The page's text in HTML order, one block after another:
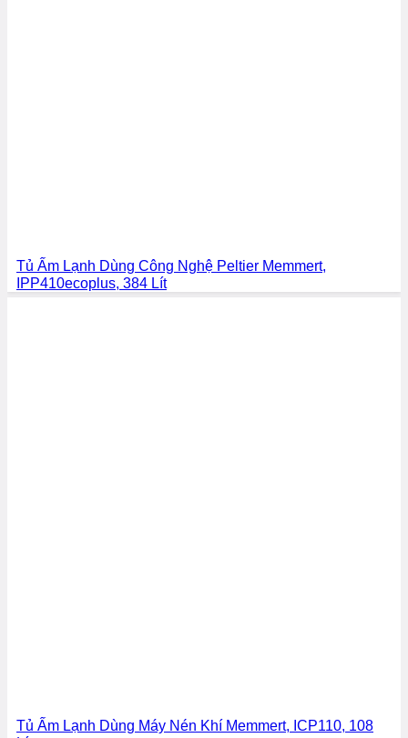
Tủ Ấm Lạnh Dùng Công Nghệ Peltier Memmert,
IPP410ecoplus, 384 Lít
Tủ Ấm Lạnh Dùng Máy Nén Khí Memmert, ICP110, 108